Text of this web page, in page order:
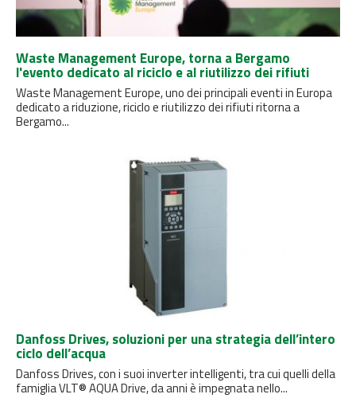
Waste Management Europe, torna a Bergamo
l'evento dedicato al riciclo e al riutilizzo dei rifiuti
Waste Management Europe, uno dei principali eventi in Europa
dedicato a riduzione, riciclo e riutilizzo dei rifiuti ritorna a
Bergamo...
Danfoss Drives, soluzioni per una strategia dell’intero
ciclo dell’acqua
Danfoss Drives, con i suoi inverter intelligenti, tra cui quelli della
famiglia VLT® AQUA Drive, da anni è impegnata nello...